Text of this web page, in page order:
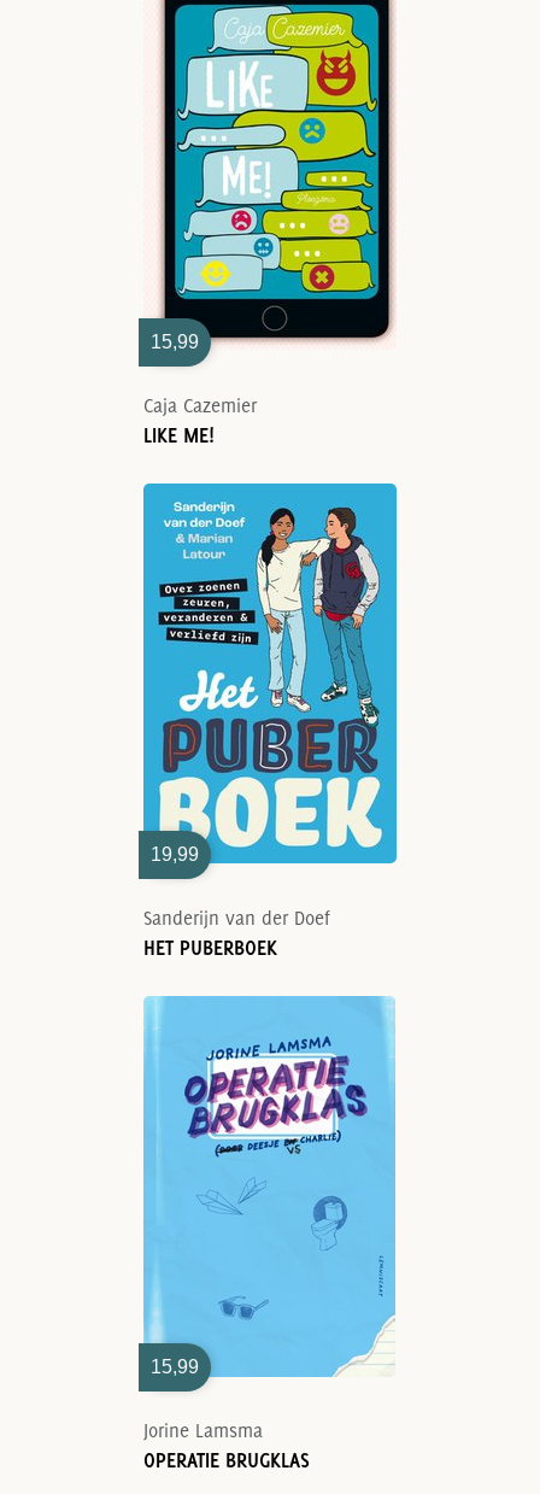
15,99
Caja Cazemier
LIKE ME!
19,99
Sanderijn van der Doef
HET PUBERBOEK
15,99
Jorine Lamsma
OPERATIE BRUGKLAS